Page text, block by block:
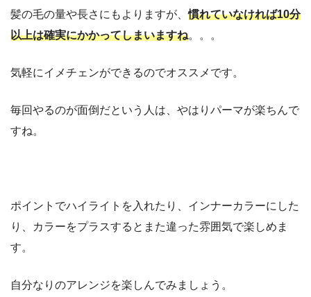
髪の毛の量や長さにもよりますが、慣れていなければ10分
以上は確実にかかってしまいますね。。。
気軽にイメチェンができるのでオススメです。
毎回やるのが面倒だという人は、やはりパーマが楽ちんで
すね。
ポイントでハイライトを入れたり、インナーカラーにした
り、カラーをプラスするとまた違った雰囲気で楽しめま
す。
自分なりのアレンジを楽しんでみましょう。